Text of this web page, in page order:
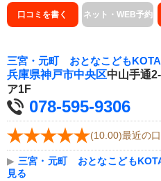
口コミを書く ネット・WEB予約
三宮・元町 おとなこども
兵庫県神戸市中央区中山手通
ア1F
078-595-9306
(10.00)最近の口
▶ 三宮・元町 おとなこども
見る